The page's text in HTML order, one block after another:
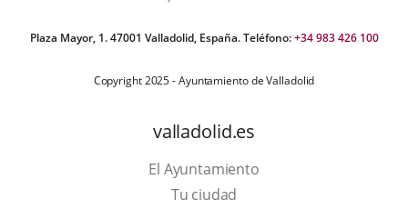
Plaza Mayor, 1. 47001 Valladolid, España. Teléfono:+34 983 426 100
Copyright 2025 - Ayuntamiento de Valladolid
valladolid.es
El Ayuntamiento
Tu ciudad